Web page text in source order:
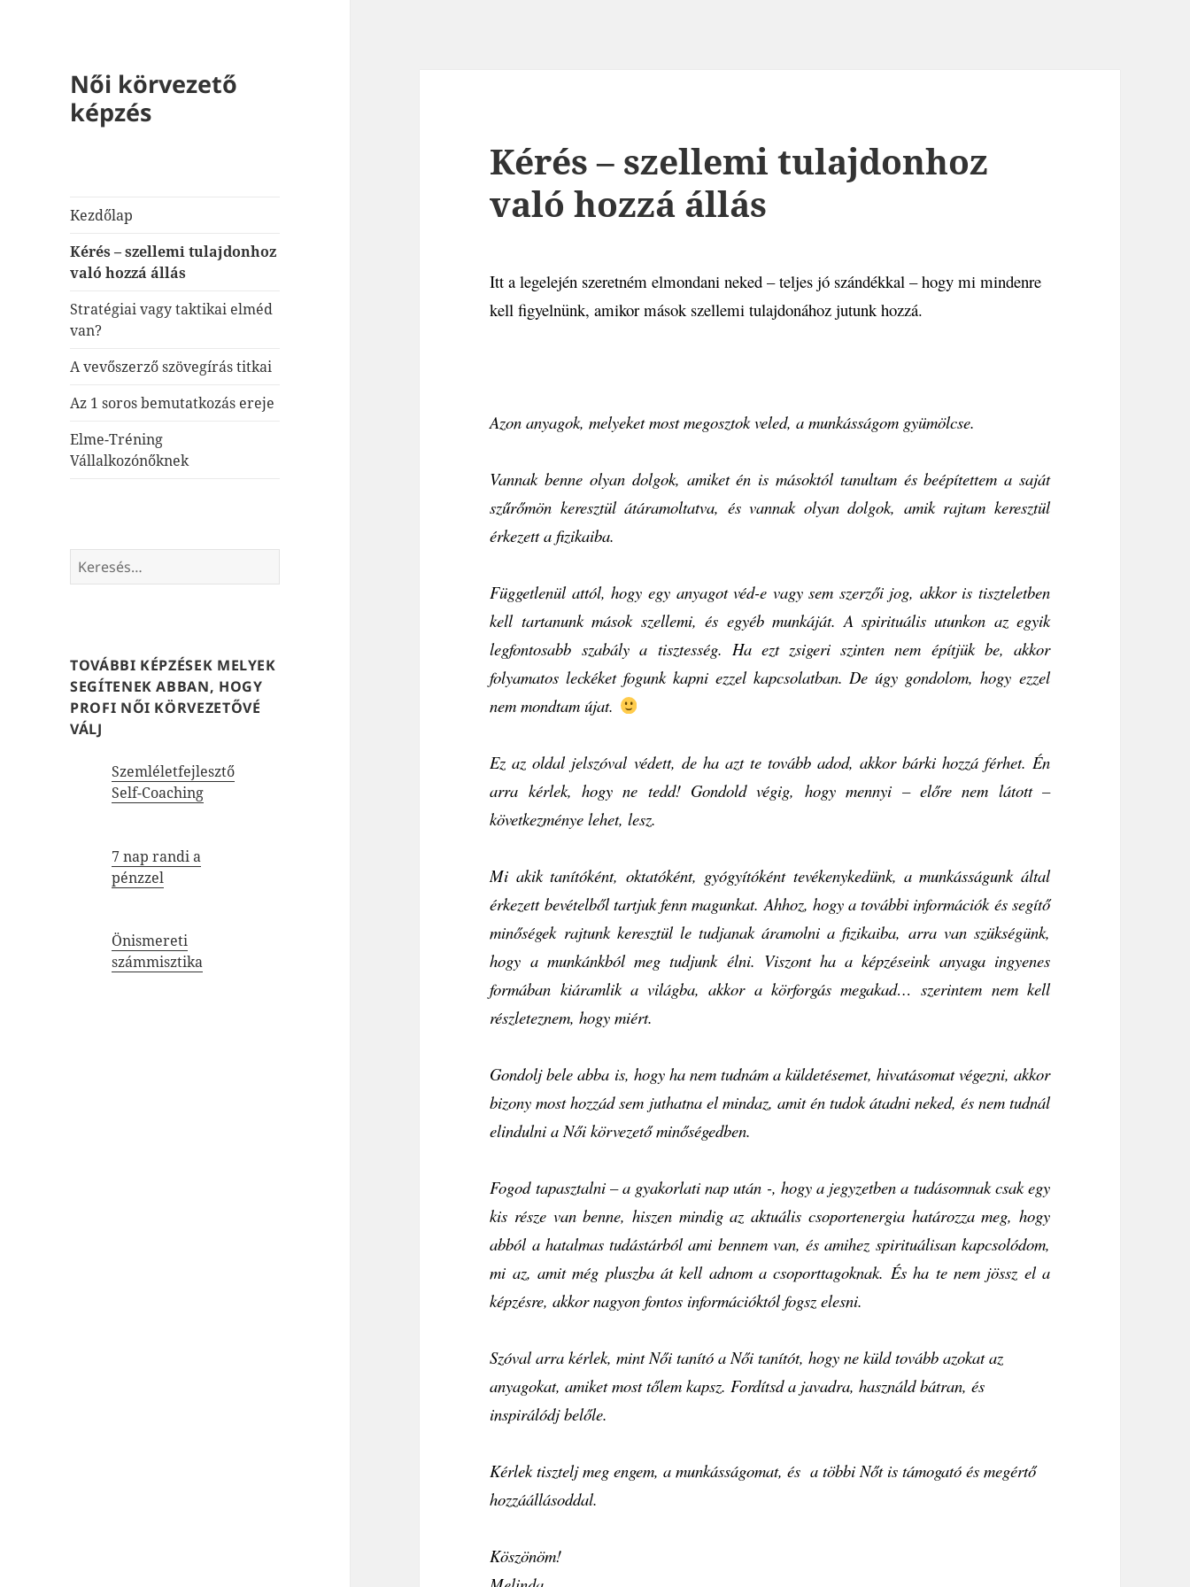
Női körvezető
képzés
Kezdőlap
Kérés – szellemi tulajdonhoz
való hozzá állás
Stratégiai vagy taktikai elméd
van?
A vevőszerző szövegírás titkai
Az 1 soros bemutatkozás ereje
Elme-Tréning
Vállalkozónőknek
Keresés:
TOVÁBBI KÉPZÉSEK MELYEK
SEGÍTENEK ABBAN, HOGY
PROFI NŐI KÖRVEZETŐVÉ
VÁLJ
Szemléletfejlesztő
Self-Coaching
7 nap randi a
pénzzel
Önismereti
számmisztika
Kérés – szellemi tulajdonhoz
való hozzá állás
Itt a legelején szeretném elmondani neked – teljes jó szándékkal – hogy mi mindenre
kell figyelnünk, amikor mások szellemi tulajdonához jutunk hozzá.
Azon anyagok, melyeket most megosztok veled, a munkásságom gyümölcse.
Vannak benne olyan dolgok, amiket én is másoktól tanultam és beépítettem a saját
szűrőmön keresztül átáramoltatva, és vannak olyan dolgok, amik rajtam keresztül
érkezett a fizikaiba.
Függetlenül attól, hogy egy anyagot véd-e vagy sem szerzői jog, akkor is tiszteletben
kell tartanunk mások szellemi, és egyéb munkáját. A spirituális utunkon az egyik
legfontosabb szabály a tisztesség. Ha ezt zsigeri szinten nem építjük be, akkor
folyamatos leckéket fogunk kapni ezzel kapcsolatban. De úgy gondolom, hogy ezzel
nem mondtam újat.
Ez az oldal jelszóval védett, de ha azt te tovább adod, akkor bárki hozzá férhet. Én
arra kérlek, hogy ne tedd! Gondold végig, hogy mennyi – előre nem látott –
következménye lehet, lesz.
Mi akik tanítóként, oktatóként, gyógyítóként tevékenykedünk, a munkásságunk által
érkezett bevételből tartjuk fenn magunkat. Ahhoz, hogy a további információk és segítő
minőségek rajtunk keresztül le tudjanak áramolni a fizikaiba, arra van szükségünk,
hogy a munkánkból meg tudjunk élni. Viszont ha a képzéseink anyaga ingyenes
formában kiáramlik a világba, akkor a körforgás megakad… szerintem nem kell
részleteznem, hogy miért.
Gondolj bele abba is, hogy ha nem tudnám a küldetésemet, hivatásomat végezni, akkor
bizony most hozzád sem juthatna el mindaz, amit én tudok átadni neked, és nem tudnál
elindulni a Női körvezető minőségedben.
Fogod tapasztalni – a gyakorlati nap után -, hogy a jegyzetben a tudásomnak csak egy
kis része van benne, hiszen mindig az aktuális csoportenergia határozza meg, hogy
abból a hatalmas tudástárból ami bennem van, és amihez spirituálisan kapcsolódom,
mi az, amit még pluszba át kell adnom a csoporttagoknak. És ha te nem jössz el a
képzésre, akkor nagyon fontos információktól fogsz elesni.
Szóval arra kérlek, mint Női tanító a Női tanítót, hogy ne küld tovább azokat az
anyagokat, amiket most tőlem kapsz. Fordítsd a javadra, használd bátran, és
inspirálódj belőle.
Kérlek tisztelj meg engem, a munkásságomat, és a többi Nőt is támogató és megértő
hozzáállásoddal.
Köszönöm!